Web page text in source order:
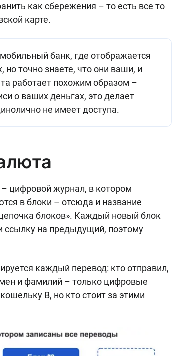
как сбережения – то есть все то
карте.
банк, где отображается
но точно знаете, что они ваши, и
работает похожим образом –
о ваших деньгах, это делает
не имеет доступа.
– цифровой журнал, в котором
в блоки – отсюда и название
блоков». Каждый новый блок
ссылку на предыдущий, поэтому
каждый перевод: кто отправил,
и фамилий – только цифровые
B, но кто стоит за этими